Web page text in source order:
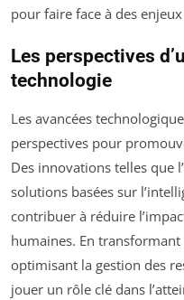
pour faire face à des
Les perspectives
technologie
Les avancées
perspectives pour
Des innovations telles que l’
solutions basées sur
contribuer à réduire
humaines. En
optimisant la gestion des
jouer un rôle clé dans